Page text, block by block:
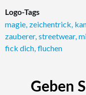
Logo-Tags
magie zeichentrick
zauberer, streetwear,
fick dich fluchen
Geben